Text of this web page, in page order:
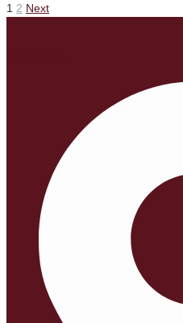
Seitennummerierung
1 2 Next
Next